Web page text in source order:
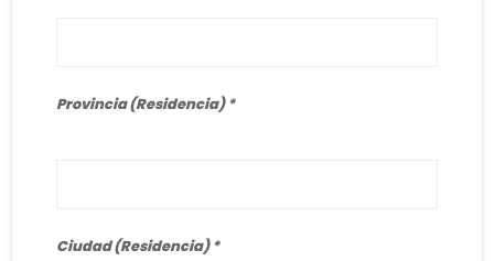
Provincia (Residencia)
Ciudad (Residencia)